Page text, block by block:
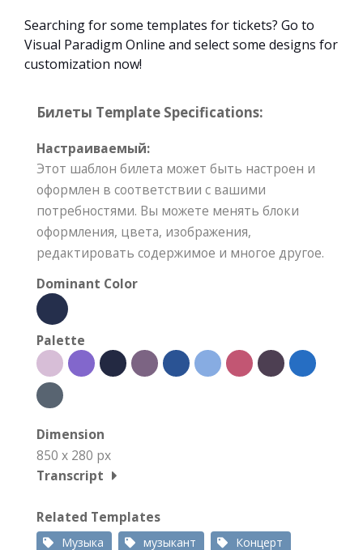
Searching for some templates for tickets? Go to
Visual Paradigm Online and select some designs for
customization now!
Билеты Template Specifications:
Настраиваемый:
Этот шаблон билета может быть настроен и
оформлен в соответствии с вашими
потребностями. Вы можете менять блоки
оформления, цвета, изображения,
редактировать содержимое и многое другое.
Dominant Color
Palette
Dimension
850 x 280 px
Transcript
Related Templates
Музыка музыкант
Концерт